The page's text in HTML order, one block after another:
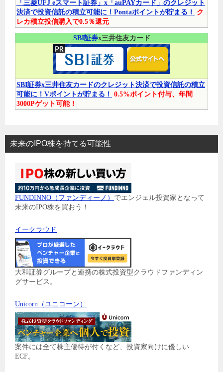
「三菱UFJ eスマート証券」x「auPAYカード」のクレジット
決済で投資信託の積立可能に！Pontaポイントが貯まる！
ク
レカ積立投信購入で0.5％還元
SBI証券x三井住友カード
SBI証券x三井住友カードのクレジット決済で投資信託の積立
可能に！Vポイントが貯まる！ 0.5%ポイント付与、年間
3000Pゲット可能！
未来のIPO株を持てる可能性
FUNDINNO（ファンディーノ） でエンジェル投資家となって
未来のIPO株を買おう！
イークラウド
大和証券グループと連携の株式投資型クラウドファンディン
グサービス。
Unicorn（ユニコーン）
案件には全て株主優待が付くなど、投資家向けに優しい
ECF。